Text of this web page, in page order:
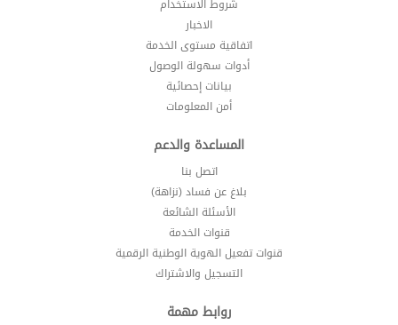
شروط الاستخدام
الاخبار
اتفاقية مستوى الخدمة
أدوات سهولة الوصول
بيانات إحصائية
أمن المعلومات
المساعدة والدعم
اتصل بنا
بلاغ عن فساد (نزاهة)
الأسئلة الشائعة
قنوات الخدمة
قنوات تفعيل الهوية الوطنية الرقمية
التسجيل والاشتراك
روابط مهمة